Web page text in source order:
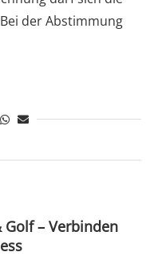
der Abstimmung
Golf – Verbinden